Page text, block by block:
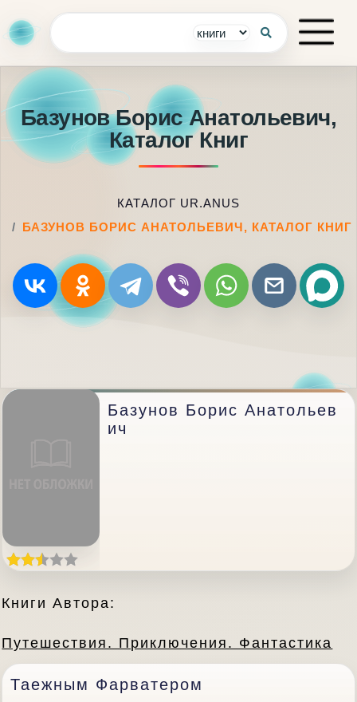
Базунов Борис Анатольевич,
Каталог Книг
КАТАЛОГ UR.ANUS
БАЗУНОВ БОРИС АНАТОЛЬЕВИЧ, КАТАЛОГ КНИГ
Базунов Борис Анатольев
Ич
Книги Автора:
Путешествия. Приключения. Фантастика
Таежным Фарватером